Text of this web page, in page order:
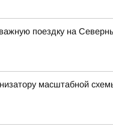
поездку на
масштабной